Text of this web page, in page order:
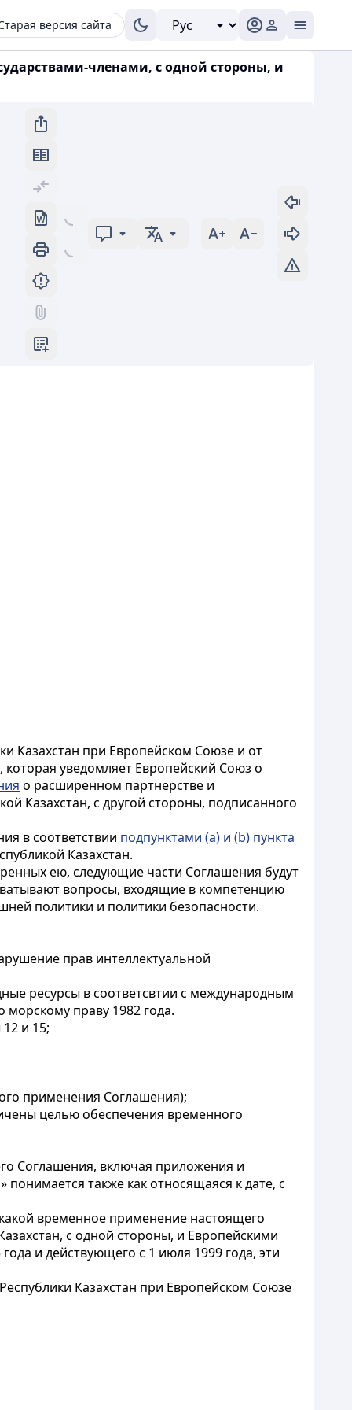
версия сайта
членами, с одной стороны, и
Казахстан при Европейском Союзе и от
уведомляет Европейский Союз о
о расширенном партнерстве и
Казахстан, с другой стороны, подписанного
в соответствии подпунктами (a) и (b) пункта
Казахстан.
ею, следующие части Соглашения будут
вопросы, входящие в компетенцию
политики и политики безопасности.
прав интеллектуальной
ресурсы в соответсвтии с международным
праву 1982 года.
и 15;
применения Соглашения);
целью обеспечения временного
Соглашения, включая приложения и
также как относящаяся к дате, с
временное применение настоящего
с одной стороны, и Европейскими
и действующего с 1 июля 1999 года, эти
Казахстан при Европейском Союзе